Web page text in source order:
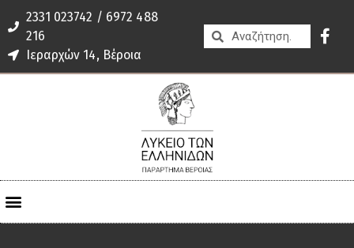
2331 023742 / 6972 488
216
Ιεραρχών 14, Βέροια